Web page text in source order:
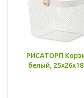
РИСАТОРП
белый,